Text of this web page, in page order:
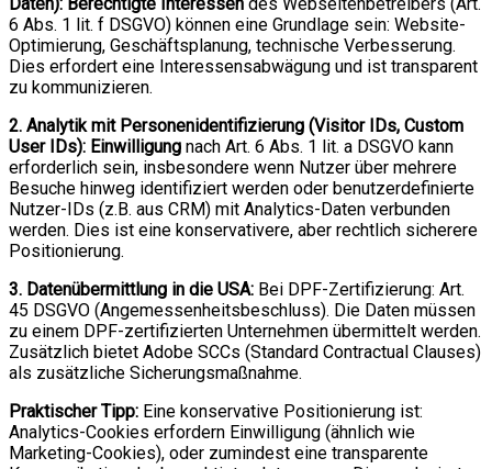
6 Abs. 1 lit. f DSGVO) können eine Grundlage sein: Website-
Optimierung, Geschäftsplanung, technische Verbesserung.
Dies erfordert eine Interessensabwägung und ist transparent
zu kommunizieren.
2. Analytik mit Personenidentifizierung (Visitor IDs, Custom
User IDs): Einwilligung nach Art. 6 Abs. 1 lit. a DSGVO kann
erforderlich sein, insbesondere wenn Nutzer über mehrere
Besuche hinweg identifiziert werden oder benutzerdefinierte
Nutzer-IDs (z.B. aus CRM) mit Analytics-Daten verbunden
werden. Dies ist eine konservativere, aber rechtlich sicherere
Positionierung.
3. Datenübermittlung in die USA: Bei DPF-Zertifizierung: Art.
45 DSGVO (Angemessenheitsbeschluss). Die Daten müssen
zu einem DPF-zertifizierten Unternehmen übermittelt werden.
Zusätzlich bietet Adobe SCCs (Standard Contractual Clauses)
als zusätzliche Sicherungsmaßnahme.
Praktischer Tipp: Eine konservative Positionierung ist:
Analytics-Cookies erfordern Einwilligung (ähnlich wie
Marketing-Cookies), oder zumindest eine transparente